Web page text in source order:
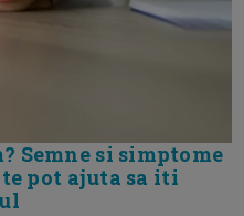
Semne si simptome
pot ajuta sa iti